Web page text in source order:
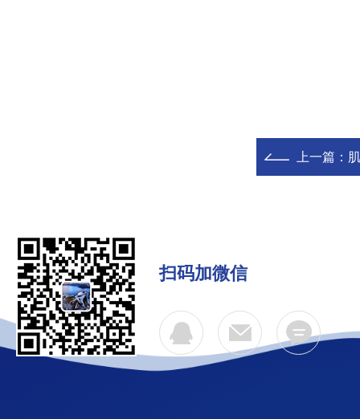
上一篇：
扫码加微信